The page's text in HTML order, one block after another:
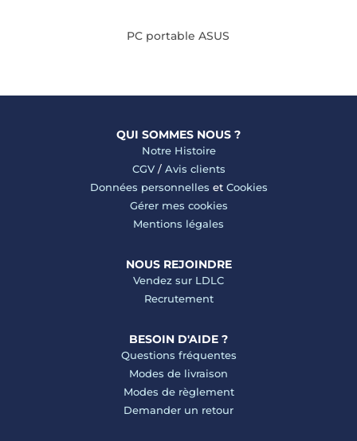
PC portable ASUS
QUI SOMMES NOUS ?
Notre Histoire
CGV/ Avis clients
Données personnelles et Cookies
Gérer mes cookies
Mentions légales
NOUS REJOINDRE
Vendez sur LDLC
Recrutement
BESOIN D'AIDE ?
Questions fréquentes
Modes de livraison
Modes de règlement
Demander un retour